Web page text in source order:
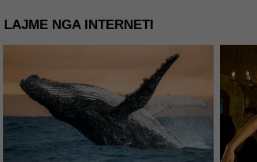
LAJME NGA INTERNETI